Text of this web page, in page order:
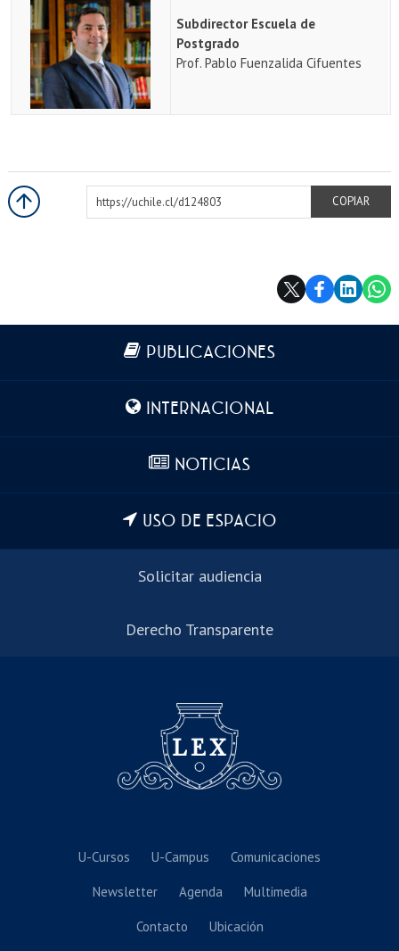
Subdirector Escuela de
Postgrado
Prof. Pablo Fuenzalida Cifuentes
https://uchile.cl/d124803
COPIAR
Más información
PUBLICACIONES
INTERNACIONAL
NOTICIAS
USO DE ESPACIO
Solicitar audiencia
Derecho Transparente
U-Cursos U-Campus Comunicaciones
Newsletter Agenda Multimedia
Contacto Ubicación